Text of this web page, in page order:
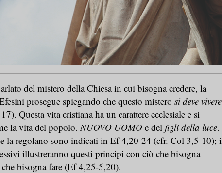
del mistero della Chiesa in cui bisogna credere, la
prosegue spiegando che questo mistero si deve vivere
Questa vita cristiana ha un carattere ecclesiale e si
la vita del popolo. NUOVO UOMOe del figli della luce.
la regolano sono indicati in Ef 4,20-24 (cfr. Col 3,5-10); i
illustreranno questi principi con ciò che bisogna
bisogna fare (Ef 4,25-5,20).